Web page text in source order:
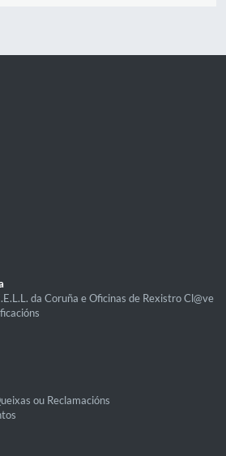
da Coruña e Oficinas de Rexistro Cl@ve
ou Reclamacións